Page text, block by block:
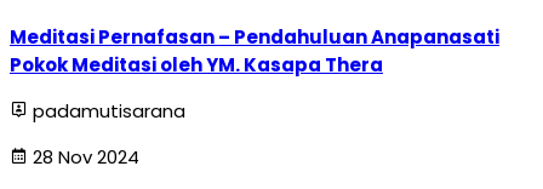
Meditasi Pernafasan – Pendahuluan Anapanasati
Pokok Meditasi oleh YM. Kasapa Thera
padamutisarana
28 Nov 2024